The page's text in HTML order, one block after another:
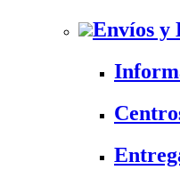
Envíos y